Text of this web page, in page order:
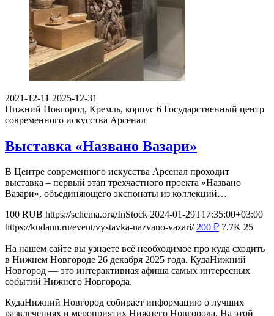
2021-12-11 2025-12-31
Нижний Новгород, Кремль, корпус 6 Государственный центр
современного искусства Арсенал
Выставка «Названо Вазари»
В Центре современного искусства Арсенал проходит
выставка – первый этап трехчастного проекта «Названо
Вазари», объединяющего экспонаты из коллекций…
100 RUB https://schema.org/InStock 2024-01-29T17:35:00+03:00
https://kudann.ru/event/vystavka-nazvano-vazari/ 200 ₽ 7.7K 25
На нашем сайте вы узнаете всё необходимое про куда сходить
в Нижнем Новгороде 26 декабря 2025 года. КудаНижний
Новгород — это интерактивная афиша самых интересных
событий Нижнего Новгорода.
КудаНижний Новгород собирает информацию о лучших
развлечениях и мероприятих Нижнего Новгорода. На этой